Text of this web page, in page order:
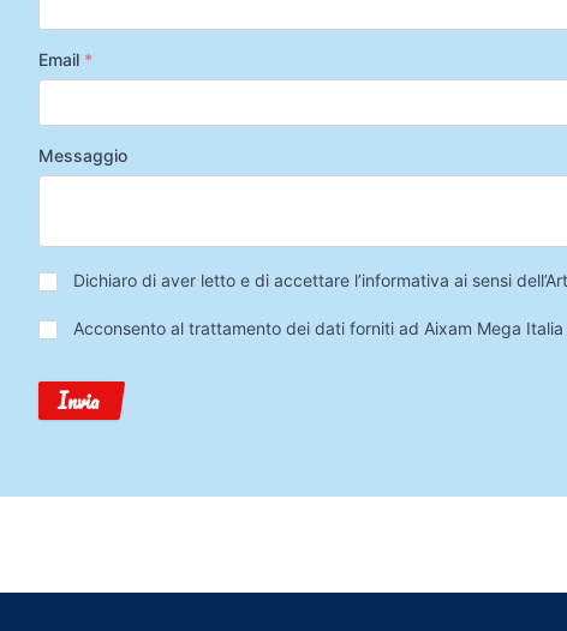
Email *
Messaggio
Privacy*
Dichiaro di aver letto e di accettare l’informativa ai sensi
Trattamento
Dati
Acconsento al trattamento dei dati forniti ad Aixam Mega
Invia